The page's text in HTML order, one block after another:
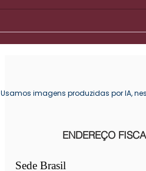
Quando a vida
direção:
reconstrução
ENDEREÇO
Sede Brasil
Usamos imagens produzidas por IA,